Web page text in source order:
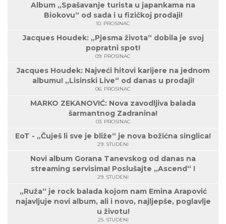
Album „Spašavanje turista u japankama na
Biokovu“ od sada i u fizičkoj prodaji!
10. PROSINAC
Jacques Houdek: „Pjesma života“ dobila je svoj
popratni spot!
09. PROSINAC
Jacques Houdek: Najveći hitovi karijere na jednom
albumu! „Lisinski Live“ od danas u prodaji!
06. PROSINAC
MARKO ZEKANOVIĆ: Nova zavodljiva balada
šarmantnog Zadranina!
03. PROSINAC
EoT - „Čuješ li sve je bliže“ je nova božićna singlica!
29. STUDENI
Novi album Gorana Tanevskog od danas na
streaming servisima! Poslušajte „Ascend“ !
29. STUDENI
„Ruža“ je rock balada kojom nam Emina Arapović
najavljuje novi album, ali i novo, najljepše, poglavlje
u životu!
25. STUDENI